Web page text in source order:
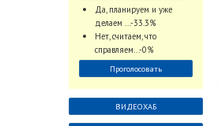
использовать
промышленный
интеллект и цифровые
заказы для ускорения
обработки заказов и
оперативной отгрузки
продукции конечному
потребителю?
Да, планируем и уже
делаем ...-33.3%
Нет, считаем, что
справляем...-0%
Проголосовать
ВИДЕОХАБ